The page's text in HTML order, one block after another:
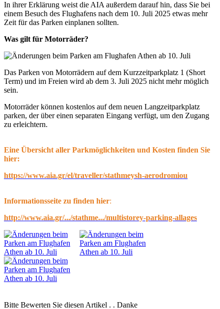
In ihrer Erklärung weist die AIA außerdem darauf hin, dass Sie bei
einem Besuch des Flughafens nach dem 10. Juli 2025 etwas mehr
Zeit für das Parken einplanen sollten.
Was gilt für Motorräder?
Das Parken von Motorrädern auf dem Kurzzeitparkplatz 1 (Short
Term) und im Freien wird ab dem 3. Juli 2025 nicht mehr möglich
sein.
Motorräder können kostenlos auf dem neuen Langzeitparkplatz
parken, der über einen separaten Eingang verfügt, um den Zugang
zu erleichtern.
Eine Übersicht aller Parkmöglichkeiten und Kosten finden Sie
hier:
https://www.aia.gr/el/traveller/stathmeysh-aerodromiou
Informationsseite zu finden hier:
http://www.aia.gr/.../stathme.../multistorey-parking-allages
Bitte Bewerten Sie diesen Artikel . . Danke